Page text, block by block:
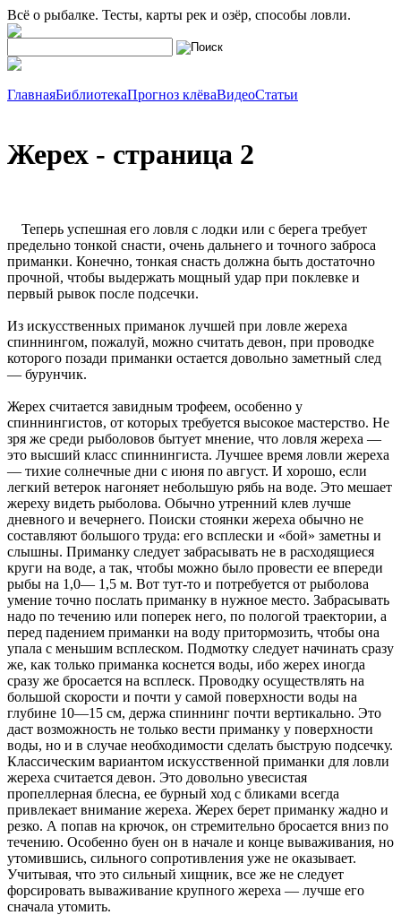
Всё о рыбалке. Тесты, карты рек и озёр, способы ловли.
ГлавнаяБиблиотекаПрогноз клёваВидеоСтатьи
Жерех - страница 2
Теперь успешная его ловля с лодки или с берега требует
предельно тонкой снасти, очень дальнего и точного заброса
приманки. Конечно, тонкая снасть должна быть достаточно
прочной, чтобы выдержать мощный удар при поклевке и
первый рывок после подсечки.
Из искусственных приманок лучшей при ловле жереха
спиннингом, пожалуй, можно считать девон, при проводке
которого позади приманки остается довольно заметный след
— бурунчик.
Жерех считается завидным трофеем, особенно у
спиннингистов, от которых требуется высокое мастерство. Не
зря же среди рыболовов бытует мнение, что ловля жереха —
это высший класс спиннингиста. Лучшее время ловли жереха
— тихие солнечные дни с июня по август. И хорошо, если
легкий ветерок нагоняет небольшую рябь на воде. Это мешает
жереху видеть рыболова. Обычно утренний клев лучше
дневного и вечернего. Поиски стоянки жереха обычно не
составляют большого труда: его всплески и «бой» заметны и
слышны. Приманку следует забрасывать не в расходящиеся
круги на воде, а так, чтобы можно было провести ее впереди
рыбы на 1,0— 1,5 м. Вот тут-то и потребуется от рыболова
умение точно послать приманку в нужное место. Забрасывать
надо по течению или поперек него, по пологой траектории, а
перед падением приманки на воду притормозить, чтобы она
упала с меньшим всплеском. Подмотку следует начинать сразу
же, как только приманка коснется воды, ибо жерех иногда
сразу же бросается на всплеск. Проводку осуществлять на
большой скорости и почти у самой поверхности воды на
глубине 10—15 см, держа спиннинг почти вертикально. Это
даст возможность не только вести приманку у поверхности
воды, но и в случае необходимости сделать быструю подсечку.
Классическим вариантом искусственной приманки для ловли
жереха считается девон. Это довольно увесистая
пропеллерная блесна, ее бурный ход с бликами всегда
привлекает внимание жереха. Жерех берет приманку жадно и
резко. А попав на крючок, он стремительно бросается вниз по
течению. Особенно буен он в начале и конце вываживания, но
утомившись, сильного сопротивления уже не оказывает.
Учитывая, что это сильный хищник, все же не следует
форсировать вываживание крупного жереха — лучше его
сначала утомить.